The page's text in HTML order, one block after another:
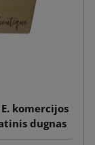
komercijos
dugnas